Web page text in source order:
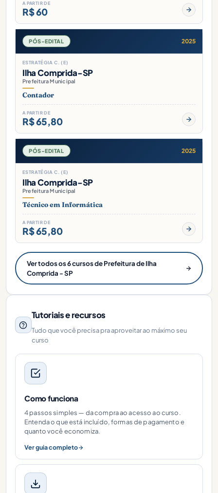
A PARTIR DE
R$ 60
PÓS-EDITAL 2025
ESTRATÉGIA C. (E)
Ilha Comprida-SP
Prefeitura Municipal
Contador
A PARTIR DE
R$ 65,80
PÓS-EDITAL 2025
ESTRATÉGIA C. (E)
Ilha Comprida-SP
Prefeitura Municipal
Técnico em Informática
A PARTIR DE
R$ 65,80
Ver todos os 6 cursos de Prefeitura de Ilha
Comprida - SP
Tutoriais e recursos
Tudo que você precisa pra aproveitar ao máximo seu
curso
Como funciona
4 passos simples — da compra ao acesso ao curso.
Entenda o que está incluído, formas de pagamento e
quanto você economiza.
Ver guia completo